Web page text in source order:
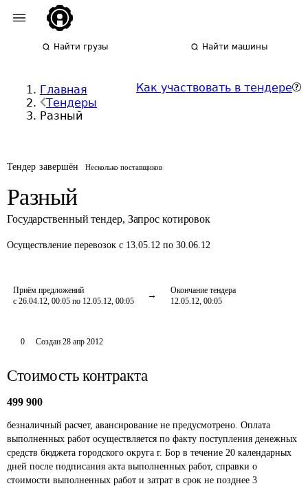
Найти грузы Найти машины
Главная
Тендеры
Разный
Как участвовать в тендере
Тендер завершён Несколько поставщиков
Разный
Государственный тендер, Запрос котировок
Осуществление перевозок с 13.05.12 по 30.06.12
Приём предложений
с 26.04.12, 00:05 по 12.05.12, 00:05
Окончание тендера
12.05.12, 00:05
0 Создан 28 апр 2012
Стоимость контракта
499 900
безналичный расчет, авансирование не предусмотрено. Оплата
выполненных работ осуществляется по факту поступления денежных
средств бюджета городского округа г. Бор в течение 20 календарных
дней после подписания акта выполненных работ, справки о
стоимости выполненных работ и затрат в срок не позднее 3